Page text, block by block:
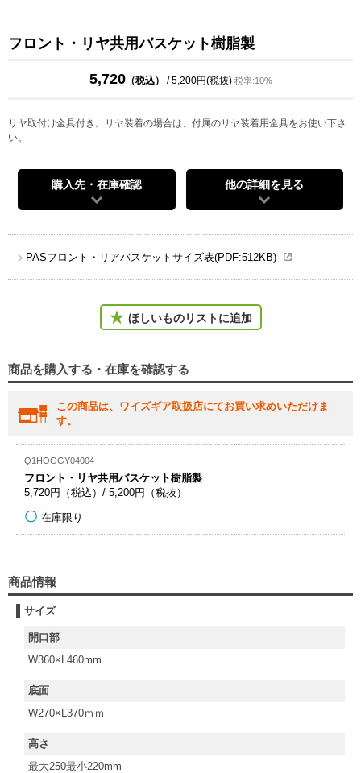
フロント・リヤ共用バスケット樹脂製
5,720（税込） / 5,200円(税抜) 税率:10%
リヤ取付け金具付き。リヤ装着の場合は、付属のリヤ装着用金具をお使い下さ
い。
購入先・在庫確認 他の詳細を見る
PASフロント・リアバスケットサイズ表(PDF:512KB)
ほしいものリストに追加
商品を購入する・在庫を確認する
この商品は、ワイズギア取扱店にてお買い求めいただけま
す。
Q1HOGGY04004
フロント・リヤ共用バスケット樹脂製
5,720円（税込）/ 5,200円（税抜）
在庫限り
商品情報
サイズ
開口部
W360×L460mm
底面
W270×L370ｍｍ
高さ
最大250最小220mm